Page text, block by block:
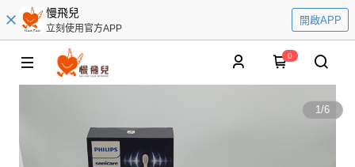
慢飛兒
立刻使用官方APP
開啟APP
0
1/6